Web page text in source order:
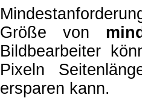
Größe von
Bildbearbeiter
Pixeln
ersparen kann.